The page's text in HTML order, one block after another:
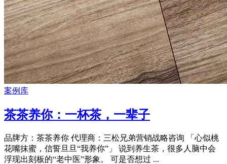
案例库
茶茶养你：一杯茶，一辈子
品牌方：茶茶养你 代理商：三松兄弟营销战略咨询 「心似桃
花嘴抹蜜，信誓旦旦“我养你”」 说到养生茶，很多人脑中会
浮现出刻板的“老中医”形象。 可是否想过 ...